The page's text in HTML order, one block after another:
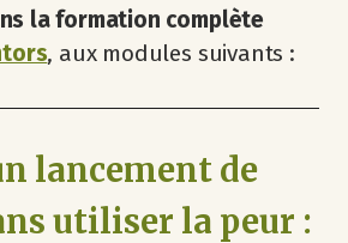
la formation complète
, aux modules suivants :
lancement de
utiliser la peur :